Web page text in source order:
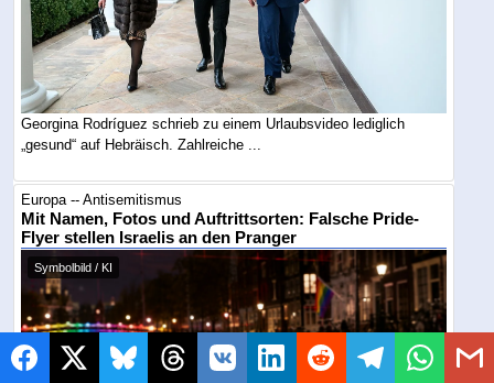
Georgina Rodríguez schrieb zu einem Urlaubsvideo lediglich
„gesund“ auf Hebräisch. Zahlreiche ...
Europa -- Antisemitismus
Mit Namen, Fotos und Auftrittsorten: Falsche Pride-
Flyer stellen Israelis an den Pranger
Symbolbild / KI